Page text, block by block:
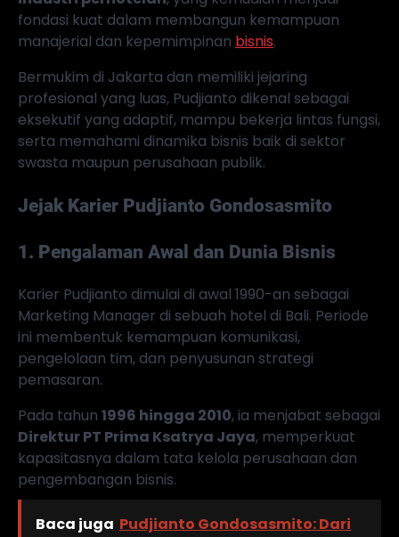
fondasi kuat dalam membangun kemampuan
manajerial dan kepemimpinan bisnis.
Bermukim di Jakarta dan memiliki jejaring
profesional yang luas, Pudjianto dikenal sebagai
eksekutif yang adaptif, mampu bekerja lintas fungsi,
serta memahami dinamika bisnis baik di sektor
swasta maupun perusahaan publik.
Jejak Karier Pudjianto Gondosasmito
1. Pengalaman Awal dan Dunia Bisnis
Karier Pudjianto dimulai di awal 1990-an sebagai
Marketing Manager di sebuah hotel di Bali. Periode
ini membentuk kemampuan komunikasi,
pengelolaan tim, dan penyusunan strategi
pemasaran.
Pada tahun 1996 hingga 2010, ia menjabat sebagai
Direktur PT Prima Ksatrya Jaya, memperkuat
kapasitasnya dalam tata kelola perusahaan dan
pengembangan bisnis.
Baca juga Pudjianto Gondosasmito: Dari